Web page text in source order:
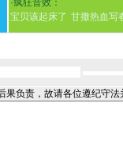
·疯狂音效：
宝贝该起床了 甘撒热血写
果负责，故请各位遵纪守